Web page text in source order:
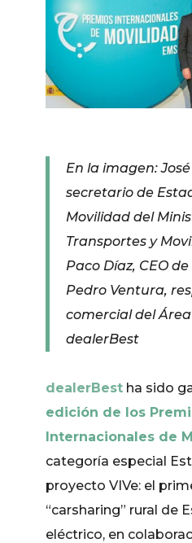
En la imagen:
secretario de
Movilidad del
Transportes y
Paco Díaz, CEO
Pedro Ventura,
comercial del
dealerBest
dealerBest ha sido
edición de los
Internacionales de
categoría especial
proyecto VIVe: el
“carsharing” rural de
eléctrico, en